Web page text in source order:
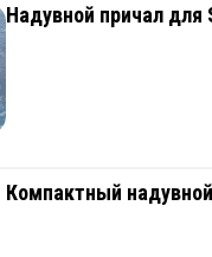
Надувной причал для
Компактный